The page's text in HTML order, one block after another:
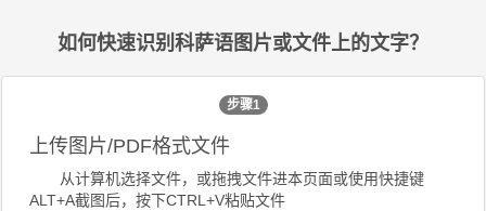
如何快速识别科萨语图片或文件上的文字？
步骤1
上传图片/PDF格式文件
从计算机选择文件，或拖拽文件进本页面或使用快捷键
ALT+A截图后，按下CTRL+V粘贴文件